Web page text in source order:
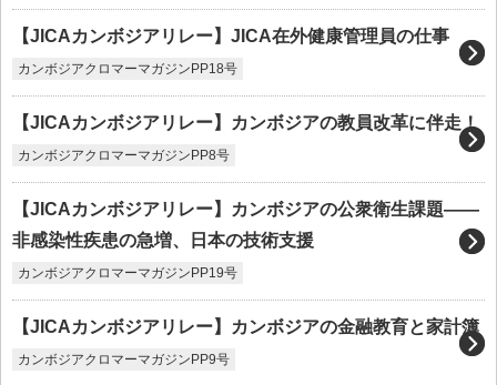
【JICAカンボジアリレー】JICA在外健康管理員の仕事
カンボジアクロマーマガジンPP18号
【JICAカンボジアリレー】カンボジアの教員改革に伴走！
カンボジアクロマーマガジンPP8号
【JICAカンボジアリレー】カンボジアの公衆衛生課題――
非感染性疾患の急増、日本の技術支援
カンボジアクロマーマガジンPP19号
【JICAカンボジアリレー】カンボジアの金融教育と家計簿
カンボジアクロマーマガジンPP9号